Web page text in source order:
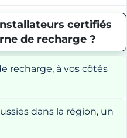
certifiés
de recharge ?
recharge, à vos côtés
dans la région, un